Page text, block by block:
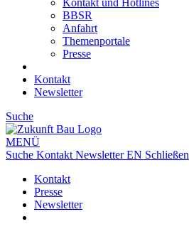
BBSR
Anfahrt
Themenportale
Presse
Kontakt
Newsletter
Suche
MENÜ
Suche Kontakt NewsletterEN Schließen
Kontakt
Presse
Newsletter